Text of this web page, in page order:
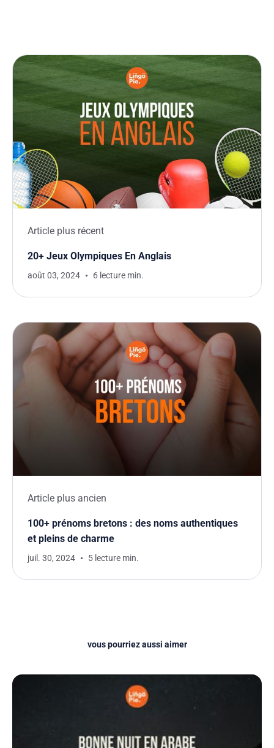
Article plus récent
20+ Jeux Olympiques En Anglais
août 03, 2024 6 lecture min.
Article plus ancien
100+ prénoms bretons : des noms authentiques
et pleins de charme
juil. 30, 2024 5 lecture min.
vous pourriez aussi aimer